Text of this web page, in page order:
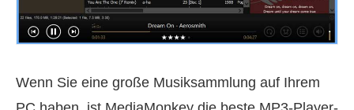
Wenn Sie eine große Musiksammlung auf Ihrem